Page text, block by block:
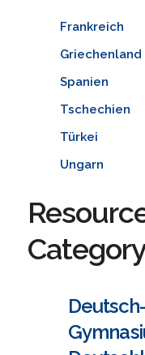
Frankreich
Griechenland
Spanien
Tschechien
Türkei
Ungarn